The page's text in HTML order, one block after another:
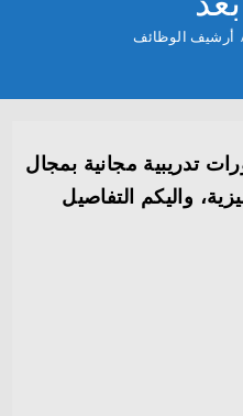
أرشيف الوظائف
تدريبية مجانية بمجال
واليكم التفاصيل